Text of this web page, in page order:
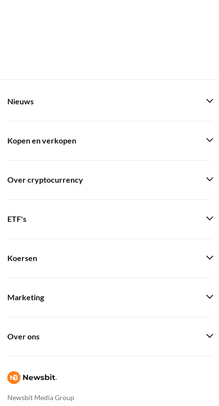
Newsbit Media Group
Nieuws
Kopen en verkopen
Over cryptocurrency
ETF's
Koersen
Marketing
Over ons